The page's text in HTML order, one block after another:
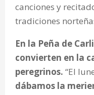
canciones y
tradiciones
En la Peña de
convierten en la
peregrinos. “El
dábamos la